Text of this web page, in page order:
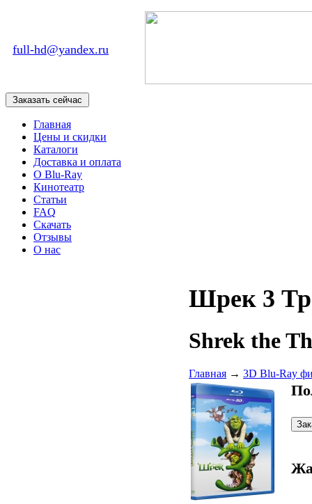
full-hd@yandex.ru
Главная
Цены и скидки
Каталоги
Доставка и оплата
О Blu-Ray
Кинотеатр
Статьи
FAQ
Скачать
Отзывы
О нас
Шрек 3
Shrek the
Главная → 3D Blu-Ray